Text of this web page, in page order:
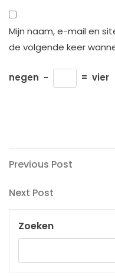
Mijn naam, e-mail en
de volgende keer
negen − = vier
Bericht
navigatie
Previous
Previous Post
Next
Next Post
Zoeken